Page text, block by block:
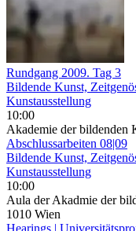
Rundgang 2009. Tag 3
Bildende Kunst,
Kunstausstellung
10:00
Akademie der bildenden
Abschlussarbeiten 08|09
Bildende Kunst,
Kunstausstellung
10:00
Aula der Akadmie der
1010 Wien
Hearings |